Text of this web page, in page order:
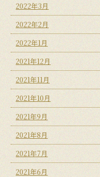
2022年3月
2022年2月
2022年1月
2021年12月
2021年11月
2021年10月
2021年9月
2021年8月
2021年7月
2021年6月